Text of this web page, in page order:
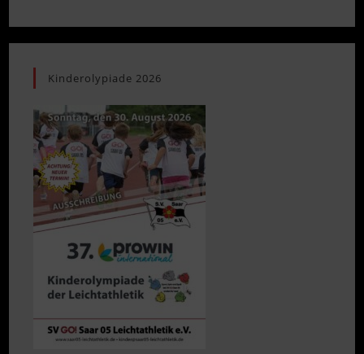
Kinderolypiade 2026